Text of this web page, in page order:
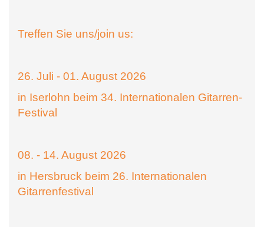
Treffen Sie uns/join us:
26. Juli - 01. August 2026
in Iserlohn beim 34. Internationalen Gitarren-
Festival
08. - 14. August 2026
in Hersbruck beim 26. Internationalen
Gitarrenfestival